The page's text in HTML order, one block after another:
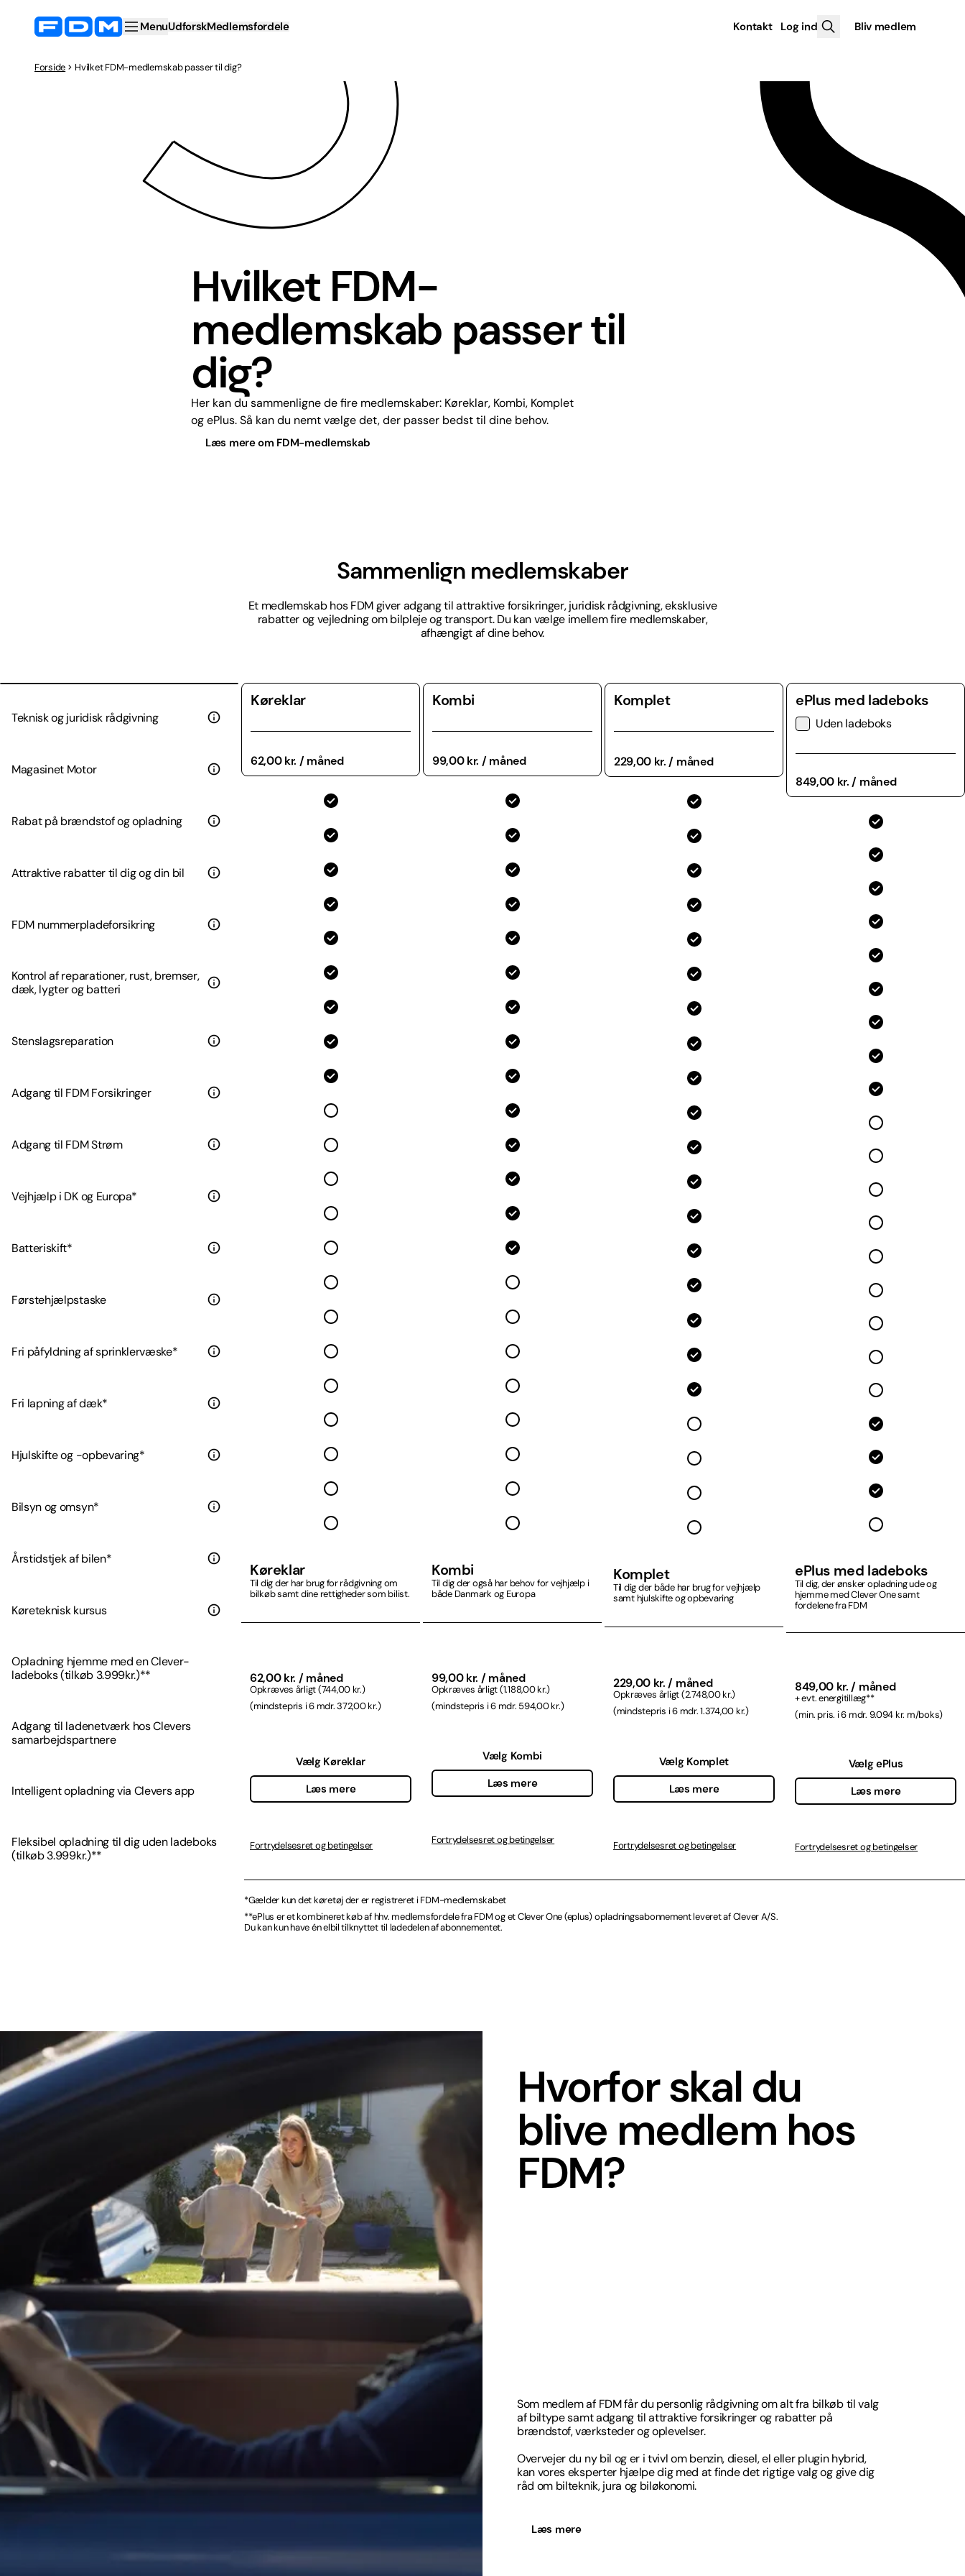
MenuUdforskMedlemsfordele Kontakt Log ind Bliv medlem
Forside Hvilket FDM-medlemskab passer til dig?
Hvilket FDM-
medlemskab passer til
dig?
Her kan du sammenligne de fire medlemskaber: Køreklar, Kombi, Komplet
og ePlus. Så kan du nemt vælge det, der passer bedst til dine behov.
Læs mere om FDM-medlemskab
Sammenlign medlemskaber
Et medlemskab hos FDM giver adgang til attraktive forsikringer, juridisk rådgivning, eksklusive
rabatter og vejledning om bilpleje og transport. Du kan vælge imellem fire medlemskaber,
afhængigt af dine behov.
Teknisk og juridisk rådgivning
Magasinet Motor
Rabat på brændstof og opladning
Attraktive rabatter til dig og din bil
FDM nummerplade­forsikring
Kontrol af reparationer, rust, bremser,
dæk, lygter og batteri
Stenslagsreparation
Adgang til FDM Forsikringer
Adgang til FDM Strøm
Vejhjælp i DK og Europa*
Batteriskift*
Førstehjælpstaske
Fri påfyldning af sprinklervæske*
Fri lapning af dæk*
Hjulskifte og -opbevaring*
Bilsyn og omsyn*
Årstidstjek af bilen*
Køreteknisk kursus
Opladning hjemme med en Clever-
ladeboks (tilkøb 3.999kr.)**
Adgang til ladenetværk hos Clevers
samarbejdspartnere
Intelligent opladning via Clevers app
Fleksibel opladning til dig uden ladeboks
(tilkøb 3.999kr.)**
Køreklar
62,00 kr. / måned
Køreklar
Til dig der har brug for rådgivning om
bilkøb samt dine rettigheder som bilist.
62,00 kr. / måned
Opkræves årligt (744,00 kr.)
(mindstepris i 6 mdr. 372,00 kr.)
Vælg Køreklar
Læs mere
Fortrydelsesret og betingelser
Kombi
99,00 kr. / måned
Kombi
Til dig der også har behov for vejhjælp i
både Danmark og Europa
99,00 kr. / måned
Opkræves årligt (1.188,00 kr.)
(mindstepris i 6 mdr. 594,00 kr.)
Vælg Kombi
Læs mere
Fortrydelsesret og betingelser
Komplet
229,00 kr. / måned
Komplet
Til dig der både har brug for vejhjælp
samt hjulskifte og opbevaring
229,00 kr. / måned
Opkræves årligt (2.748,00 kr.)
(mindstepris i 6 mdr. 1.374,00 kr.)
Vælg Komplet
Læs mere
Fortrydelsesret og betingelser
ePlus med ladeboks
Uden ladeboks
849,00 kr. / måned
ePlus med ladeboks
Til dig, der ønsker opladning ude og
hjemme med Clever One samt
fordelene fra FDM
849,00 kr. / måned
+ evt. energitillæg**
(min. pris. i 6 mdr. 9.094 kr. m/boks)
Vælg ePlus
Læs mere
Fortrydelsesret og betingelser
*Gælder kun det køretøj der er registreret i FDM-medlemskabet
**ePlus er et kombineret køb af hhv. medlemsfordele fra FDM og et Clever One (eplus) opladningsabonnement leveret af Clever A/S.
Du kan kun have én elbil tilknyttet til ladedelen af abonnementet.
Hvorfor skal du
blive medlem hos
FDM?
Som medlem af FDM får du personlig rådgivning om alt fra bilkøb til valg
af biltype samt adgang til attraktive forsikringer og rabatter på
brændstof, værksteder og oplevelser.
Overvejer du ny bil og er i tvivl om benzin, diesel, el eller plugin hybrid,
kan vores eksperter hjælpe dig med at finde det rigtige valg og give dig
råd om bilteknik, jura og biløkonomi.
Læs mere